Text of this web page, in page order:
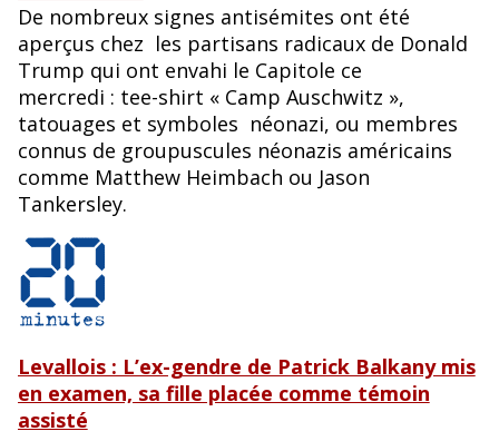
De nombreux signes antisémites ont été
aperçus chez les partisans radicaux de Donald
Trump qui ont envahi le Capitole ce
mercredi : tee-shirt « Camp Auschwitz »,
tatouages et symboles néonazi, ou membres
connus de groupuscules néonazis américains
comme Matthew Heimbach ou Jason
Tankersley.
Levallois : L’ex-gendre de Patrick Balkany mis
en examen, sa fille placée comme témoin
assisté